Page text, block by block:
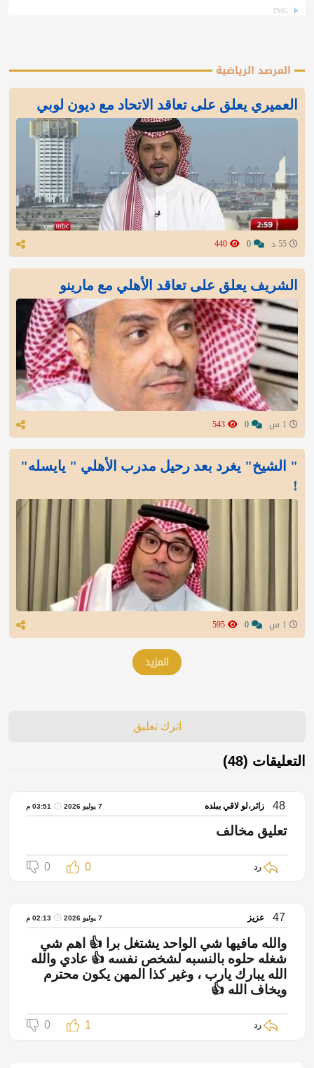
TMG
المرصد الرياضية
العميري يعلق على تعاقد الاتحاد مع ديون لوبي
الشريف يعلق على تعاقد الأهلي مع مارينو
" الشيخ" يغرد بعد رحيل مدرب الأهلي " يايسله"
!
المزيد
اترك تعليق
التعليقات (48)
48 زائر،لو لاقي ببلده 7 يوليو 2026 03:51 م
تعليق مخالف
رد 0
0
47 عزيز 7 يوليو 2026 02:13 م
والله مافيها شي الواحد يشتغل برا 👍 اهم شي
شغله حلوه بالنسبه لشخص نفسه 👍 عادي والله
الله يبارك يارب ، وغير كذا المهن يكون محترم
ويخاف الله 👍
رد 1
0